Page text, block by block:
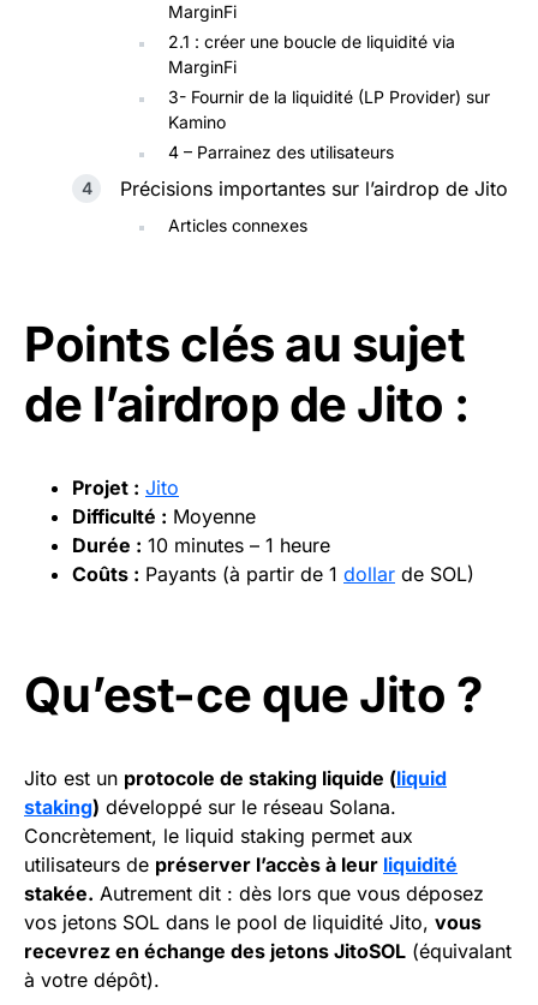
MarginFi
2.1 : créer une boucle de liquidité via
MarginFi
3- Fournir de la liquidité (LP Provider) sur
Kamino
4 – Parrainez des utilisateurs
Précisions importantes sur l’airdrop de Jito
Articles connexes
Points clés au sujet
de l’airdrop de Jito :
Projet : Jito
Difficulté : Moyenne
Durée : 10 minutes – 1 heure
Coûts : Payants (à partir de 1 dollar de SOL)
Qu’est-ce que Jito ?
Jito est un protocole de staking liquide (liquid
staking) développé sur le réseau Solana.
Concrètement, le liquid staking permet aux
utilisateurs de préserver l’accès à leur liquidité
stakée. Autrement dit : dès lors que vous déposez
vos jetons SOL dans le pool de liquidité Jito, vous
recevrez en échange des jetons JitoSOL (équivalant
à votre dépôt).